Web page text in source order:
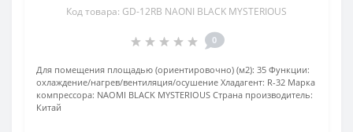
Код товара: GD-12RB NAONI BLACK MYSTERIOUS
0
Для помещения площадью (ориентировочно) (м2): 35 Функции:
охлаждение/нагрев/вентиляция/осушение Хладагент: R-32 Марка
компрессора: NAOMI BLACK MYSTERIOUS Страна производитель:
Китай